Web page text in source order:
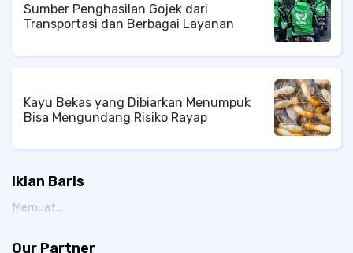
Sumber Penghasilan Gojek dari
Transportasi dan Berbagai Layanan
Kayu Bekas yang Dibiarkan Menumpuk
Bisa Mengundang Risiko Rayap
Iklan Baris
Memuat...
Our Partner